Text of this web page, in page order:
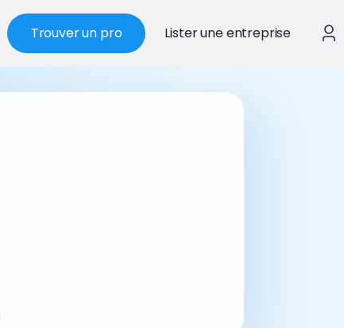
Trouver un pro Lister une entreprise